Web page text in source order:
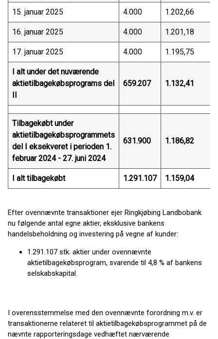
15. januar 2025 4.000 1.202,66
16. januar 2025 4.000 1.201,18
17. januar 2025 4.000 1.195,75
I alt under det nuværende
aktietilbagekøbsprograms del
II
659.207 1.132,41
Tilbagekøbt under
aktietilbagekøbsprogrammets
del I eksekveret i perioden 1.
februar 2024 - 27. juni 2024
631.900 1.186,82
I alt tilbagekøbt 1.291.107 1.159,04
Efter ovennævnte transaktioner ejer Ringkjøbing Landbobank
nu følgende antal egne aktier, eksklusive bankens
handelsbeholdning og investering på vegne af kunder:
1.291.107 stk. aktier under ovennævnte
aktietilbagekøbsprogram, svarende til 4,8 % af bankens
selskabskapital.
I overensstemmelse med den ovennævnte forordning m.v. er
transaktionerne relateret til aktietilbagekøbsprogrammet på de
nævnte rapporteringsdage vedhæftet nærværende